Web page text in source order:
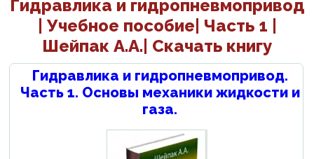
Гидравлика и гидропневмопривод
| Учебное пособие| Часть 1 |
Шейпак А.А.| Скачать книгу
Гидравлика и гидропневмопривод.
Часть 1. Основы механики жидкости и
газа.